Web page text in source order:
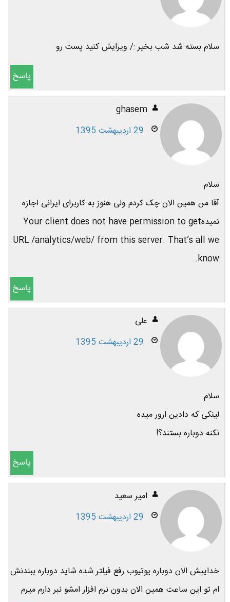
سلام بسته شد شب بخیر :/ ویرایش کنید پست رو
پاسخ
ghasem
29 اردیبهشت 1395
سلام
آقا من همین الان چک کردم ولی هنوز به کاربرای ایرانی اجازه
نمیدهYour client does not have permission to get
URL /analytics/web/ from this server. That’s all we
know.
پاسخ
علی
29 اردیبهشت 1395
سلام
لینکی که دادین ارور میده
نکنه دوباره بستند؟!
پاسخ
امیر سعید
29 اردیبهشت 1395
خداییش الان دوباره یوتیوب رفع فیلتر شده شاید دوباره ببندنش
ام تو این ساعت همین الان بدون نرم افزار امشو نبر دارم میرم